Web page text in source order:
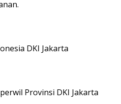
DKI Jakarta
Provinsi DKI Jakarta